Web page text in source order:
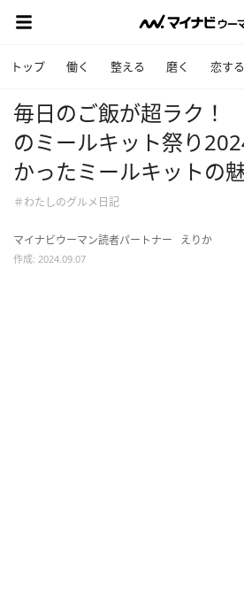
トップ 働く 整える 磨く 恋する
毎日のご飯が超ラク！
のミールキット祭り
かったミールキットの
＃わたしのグルメ日記
マイナビウーマン読者パートナー えりか
作成: 2024.09.07